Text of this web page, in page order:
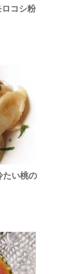
コシ粉
たい桃の